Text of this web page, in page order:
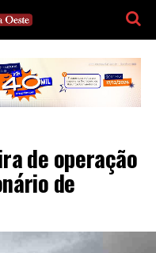
de operação
de